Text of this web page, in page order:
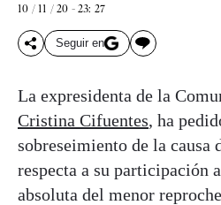
10 / 11 / 20 - 23: 27
Seguir en
La expresidenta de la
Cristina Cifuentes, ha
sobreseimiento de la causa
respecta a su participación
absoluta del menor